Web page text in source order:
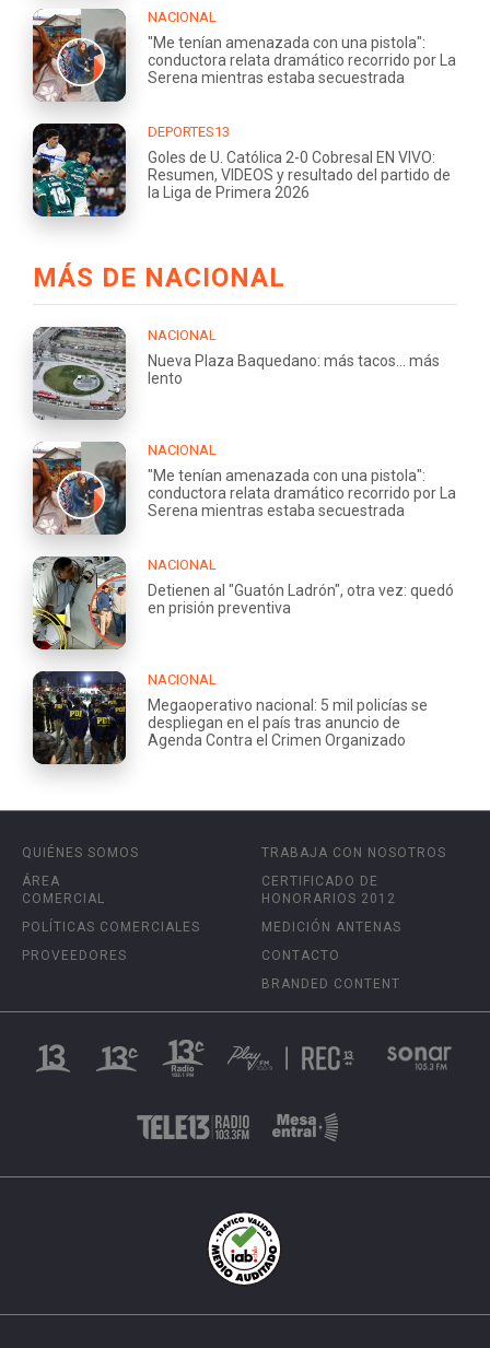
NACIONAL
"Me tenían amenazada con una pistola":
conductora relata dramático recorrido por La
Serena mientras estaba secuestrada
DEPORTES13
Goles de U. Católica 2-0 Cobresal EN VIVO:
Resumen, VIDEOS y resultado del partido de
la Liga de Primera 2026
MÁS DE NACIONAL
NACIONAL
Nueva Plaza Baquedano: más tacos... más
lento
NACIONAL
"Me tenían amenazada con una pistola":
conductora relata dramático recorrido por La
Serena mientras estaba secuestrada
NACIONAL
Detienen al "Guatón Ladrón", otra vez: quedó
en prisión preventiva
NACIONAL
Megaoperativo nacional: 5 mil policías se
despliegan en el país tras anuncio de
Agenda Contra el Crimen Organizado
QUIÉNES SOMOS
ÁREA
COMERCIAL
POLÍTICAS COMERCIALES
PROVEEDORES
TRABAJA CON NOSOTROS
CERTIFICADO DE
HONORARIOS 2012
MEDICIÓN ANTENAS
CONTACTO
BRANDED CONTENT